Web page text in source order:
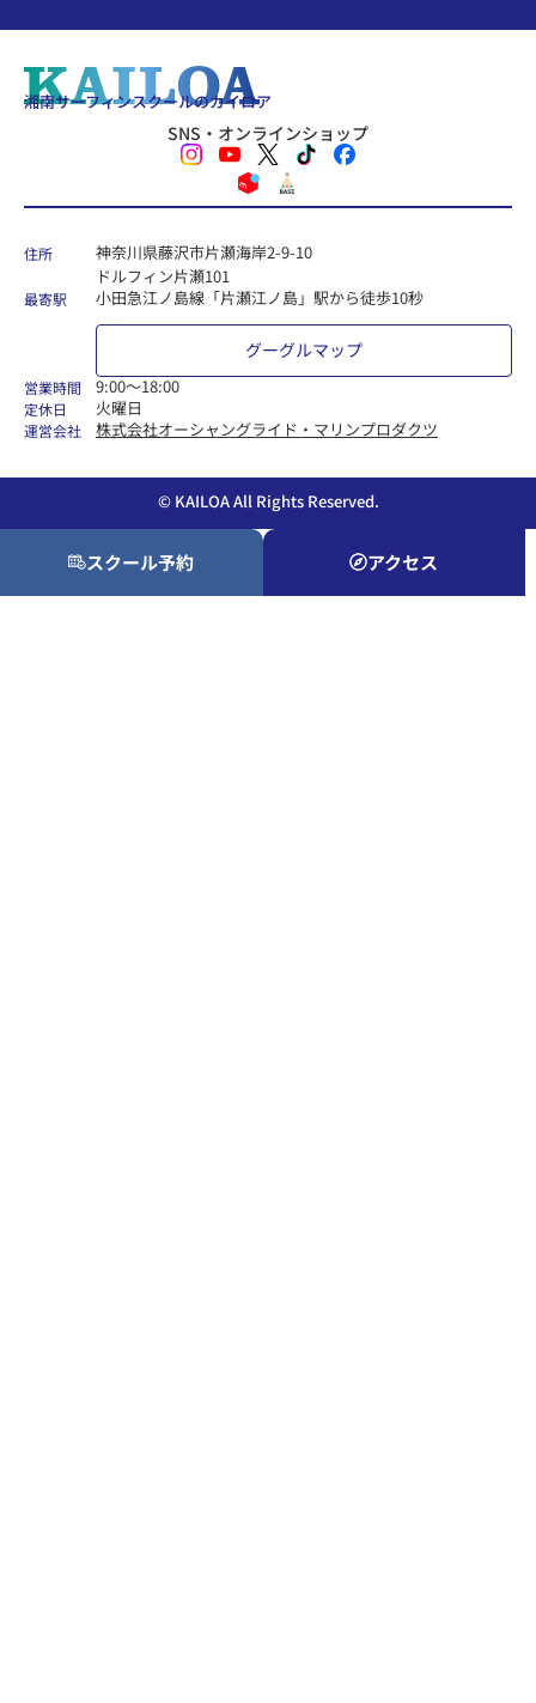
湘南サーフィンスクールのカイロア
SNS・オンラインショップ
住所
神奈川県藤沢市片瀬海岸2-9-10
ドルフィン片瀬101
最寄駅 小田急江ノ島線「片瀬江ノ島」駅から徒歩10秒
グーグルマップ
営業時間 9:00〜18:00
定休日 火曜日
運営会社 株式会社オーシャングライド・マリンプロダクツ
© KAILOA All Rights Reserved.
スクール予約 アクセス